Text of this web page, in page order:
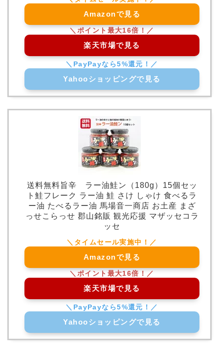
Amazonで見る
楽天市場で見る
Yahooショッピングで見る
送料無料旨辛 ラー油鮭ン（180g）15個セッ
ト鮭フレーク ラー油 鮭 さけ しゃけ 食べるラ
ー油 たべるラー油 馬場音一商店 お土産 まざ
っせこらっせ 郡山銘販 観光応援 マザッセコラ
ッセ
Amazonで見る
楽天市場で見る
Yahooショッピングで見る